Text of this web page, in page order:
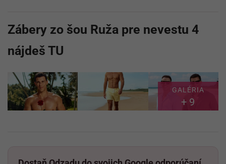
Zábery zo šou Ruža pre nevestu 4
nájdeš TU
GALÉRIA
+ 9